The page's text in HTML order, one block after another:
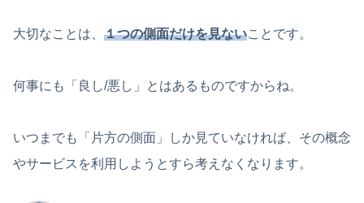
大切なことは、 １つの側面だけを見ないことです。
何事にも「良し/悪し」とはあるものですからね。
いつまでも「片方の側面」しか見ていなければ、その概念
やサービスを利用しようとすら考えなくなります。